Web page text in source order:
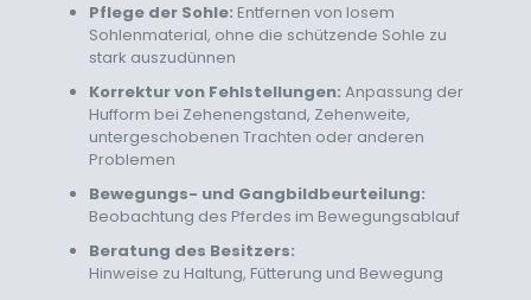
Pflege der Sohle: Entfernen von losem
Sohlenmaterial, ohne die schützende Sohle zu
stark auszudünnen
Korrektur von Fehlstellungen: Anpassung der
Hufform bei Zehenengstand, Zehenweite,
untergeschobenen Trachten oder anderen
Problemen
Bewegungs- und Gangbildbeurteilung:
Beobachtung des Pferdes im Bewegungsablauf
Beratung des Besitzers:
Hinweise zu Haltung, Fütterung und Bewegung